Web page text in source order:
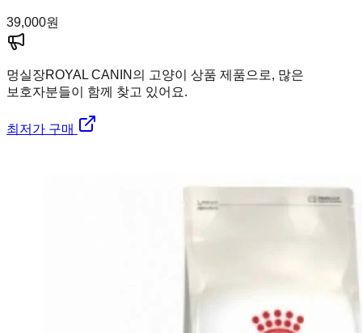
39,000원
멍실장ROYAL CANIN의 고양이 상품 제품으로, 많은
보호자분들이 함께 찾고 있어요.
최저가 구매